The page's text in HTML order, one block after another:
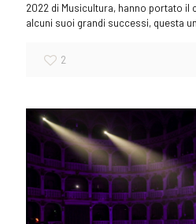
2022 di Musicultura, hanno portato
alcuni suoi grandi successi, questa
2